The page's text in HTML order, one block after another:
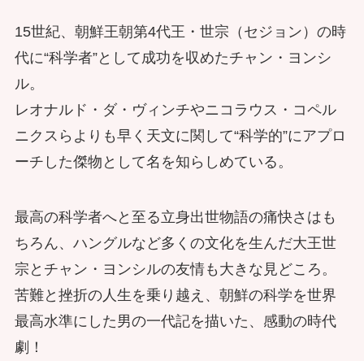
15世紀、朝鮮王朝第4代王・世宗（セジョン）の時
代に“科学者”として成功を収めたチャン・ヨンシ
ル。
レオナルド・ダ・ヴィンチやニコラウス・コペル
ニクスらよりも早く天文に関して“科学的”にアプロ
ーチした傑物として名を知らしめている。
最高の科学者へと至る立身出世物語の痛快さはも
ちろん、ハングルなど多くの文化を生んだ大王世
宗とチャン・ヨンシルの友情も大きな見どころ。
苦難と挫折の人生を乗り越え、朝鮮の科学を世界
最高水準にした男の一代記を描いた、感動の時代
劇！